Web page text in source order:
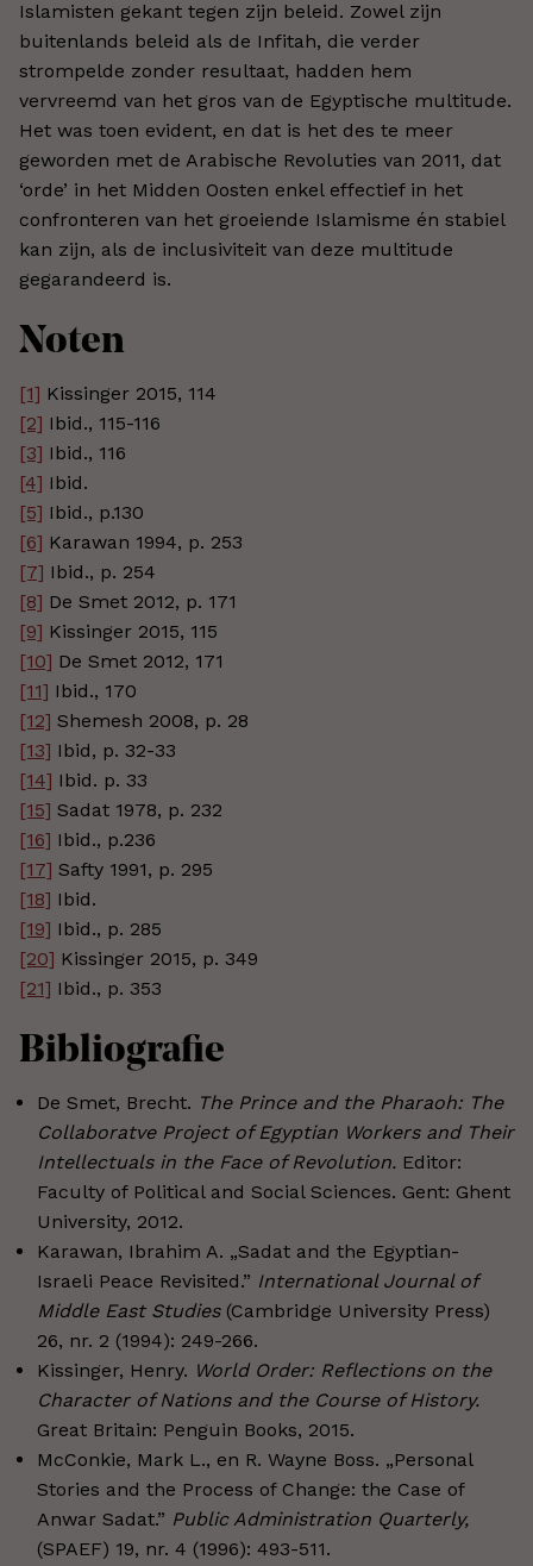
Islamisten gekant tegen zijn beleid. Zowel zijn
buitenlands beleid als de Infitah, die verder
strompelde zonder resultaat, hadden hem
vervreemd van het gros van de Egyptische multitude.
Het was toen evident, en dat is het des te meer
geworden met de Arabische Revoluties van 2011, dat
‘orde’ in het Midden Oosten enkel effectief in het
confronteren van het groeiende Islamisme én stabiel
kan zijn, als de inclusiviteit van deze multitude
gegarandeerd is.
Noten
[1] Kissinger 2015, 114
[2] Ibid., 115-116
[3] Ibid., 116
[4] Ibid.
[5] Ibid., p.130
[6] Karawan 1994, p. 253
[7] Ibid., p. 254
[8] De Smet 2012, p. 171
[9] Kissinger 2015, 115
[10] De Smet 2012, 171
[11] Ibid., 170
[12] Shemesh 2008, p. 28
[13] Ibid, p. 32-33
[14] Ibid. p. 33
[15] Sadat 1978, p. 232
[16] Ibid., p.236
[17] Safty 1991, p. 295
[18] Ibid.
[19] Ibid., p. 285
[20] Kissinger 2015, p. 349
[21] Ibid., p. 353
Bibliografie
De Smet, Brecht. The Prince and the Pharaoh: The
Collaboratve Project of Egyptian Workers and Their
Intellectuals in the Face of Revolution. Editor:
Faculty of Political and Social Sciences. Gent: Ghent
University, 2012.
Karawan, Ibrahim A. „Sadat and the Egyptian-
Israeli Peace Revisited.” International Journal of
Middle East Studies(Cambridge University Press)
26, nr. 2 (1994): 249-266.
Kissinger, Henry. World Order: Reflections on the
Character of Nations and the Course of History.
Great Britain: Penguin Books, 2015.
McConkie, Mark L., en R. Wayne Boss. „Personal
Stories and the Process of Change: the Case of
Anwar Sadat.” Public Administration Quarterly,
(SPAEF) 19, nr. 4 (1996): 493-511.